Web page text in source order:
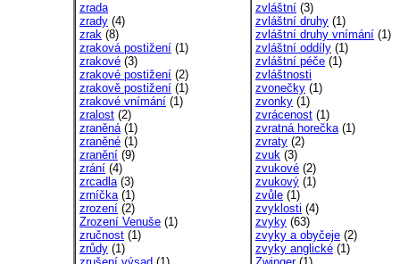
zrada
zrady (4)
zrak (8)
zraková postižení (1)
zrakové (3)
zrakové postižení (2)
zrakově postižení (1)
zrakové vnímání (1)
zralost (2)
zraněná(1)
zraněné (1)
zranění (9)
zrání (4)
zrcadla(3)
zrníčka(1)
zrození (2)
Zrození Venuše (1)
zručnost (1)
zrůdy (1)
zvláštní (3)
zvláštní druhy (1)
zvláštní druhy vnímání (1)
zvláštní oddíly (1)
zvláštní péče (1)
zvláštnosti
zvonečky (1)
zvonky (1)
zvrácenost (1)
zvratná horečka(1)
zvraty (2)
zvuk (3)
zvukové (2)
zvukový (1)
zvůle (1)
zvyklosti (4)
zvyky (63)
zvyky a obyčeje (2)
zvyky anglické (1)